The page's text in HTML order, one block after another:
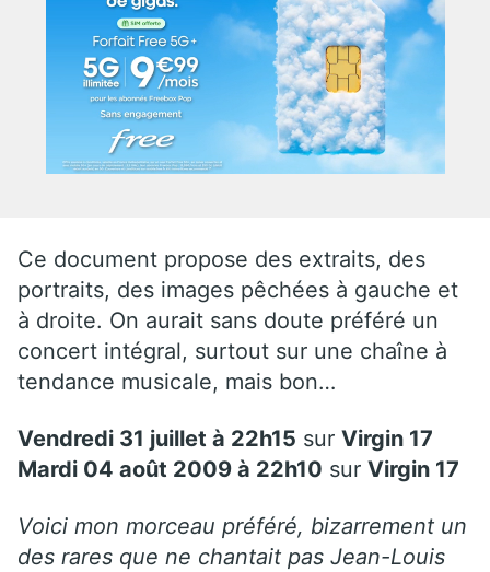
Ce document propose des extraits, des
portraits, des images pêchées à gauche et
à droite. On aurait sans doute préféré un
concert intégral, surtout sur une chaîne à
tendance musicale, mais bon…
Vendredi 31 juillet à 22h15 sur Virgin 17
Mardi 04 août 2009 à 22h10 sur Virgin 17
Voici mon morceau préféré, bizarrement un
des rares que ne chantait pas Jean-Louis